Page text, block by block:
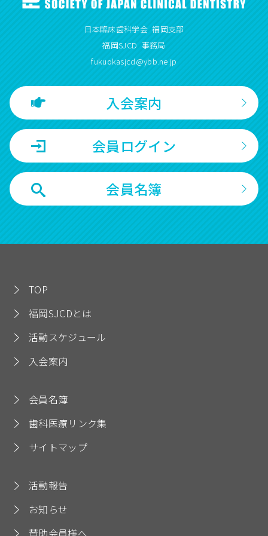
日本臨床歯科学会 福岡支部
福岡SJCD 事務局
fukuokasjcd@ybb.ne.jp
入会案内
会員ログイン
会員名簿
TOP
福岡SJCDとは
活動スケジュール
入会案内
会員名簿
歯科医療リンク集
サイトマップ
活動報告
お知らせ